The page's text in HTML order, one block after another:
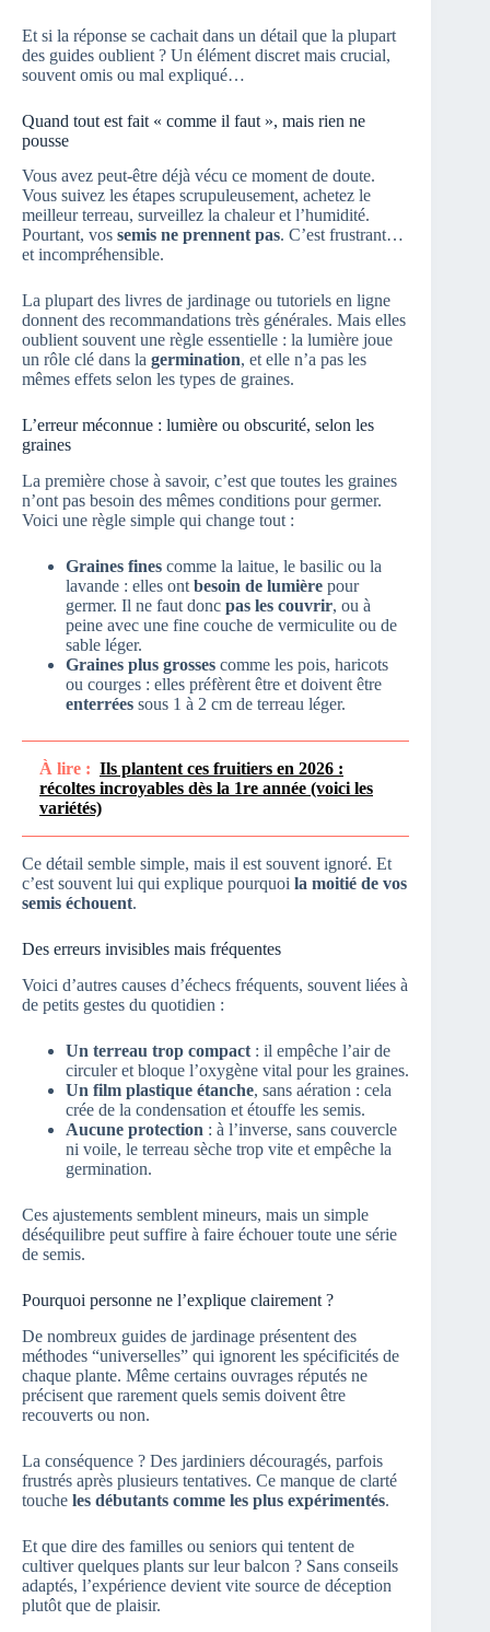
Et si la réponse se cachait dans un détail que la plupart
des guides oublient ? Un élément discret mais crucial,
souvent omis ou mal expliqué…
Quand tout est fait « comme il faut », mais rien ne
pousse
Vous avez peut-être déjà vécu ce moment de doute.
Vous suivez les étapes scrupuleusement, achetez le
meilleur terreau, surveillez la chaleur et l’humidité.
Pourtant, vos semis ne prennent pas. C’est frustrant…
et incompréhensible.
La plupart des livres de jardinage ou tutoriels en ligne
donnent des recommandations très générales. Mais elles
oublient souvent une règle essentielle : la lumière joue
un rôle clé dans la germination, et elle n’a pas les
mêmes effets selon les types de graines.
L’erreur méconnue : lumière ou obscurité, selon les
graines
La première chose à savoir, c’est que toutes les graines
n’ont pas besoin des mêmes conditions pour germer.
Voici une règle simple qui change tout :
Graines fines comme la laitue, le basilic ou la
lavande : elles ont besoin de lumière pour
germer. Il ne faut donc pas les couvrir, ou à
peine avec une fine couche de vermiculite ou de
sable léger.
Graines plus grosses comme les pois, haricots
ou courges : elles préfèrent être et doivent être
enterrées sous 1 à 2 cm de terreau léger.
À lire : Ils plantent ces fruitiers en 2026 :
récoltes incroyables dès la 1re année (voici les
variétés)
Ce détail semble simple, mais il est souvent ignoré. Et
c’est souvent lui qui explique pourquoi la moitié de vos
semis échouent.
Des erreurs invisibles mais fréquentes
Voici d’autres causes d’échecs fréquents, souvent liées à
de petits gestes du quotidien :
Un terreau trop compact : il empêche l’air de
circuler et bloque l’oxygène vital pour les graines.
Un film plastique étanche, sans aération : cela
crée de la condensation et étouffe les semis.
Aucune protection : à l’inverse, sans couvercle
ni voile, le terreau sèche trop vite et empêche la
germination.
Ces ajustements semblent mineurs, mais un simple
déséquilibre peut suffire à faire échouer toute une série
de semis.
Pourquoi personne ne l’explique clairement ?
De nombreux guides de jardinage présentent des
méthodes “universelles” qui ignorent les spécificités de
chaque plante. Même certains ouvrages réputés ne
précisent que rarement quels semis doivent être
recouverts ou non.
La conséquence ? Des jardiniers découragés, parfois
frustrés après plusieurs tentatives. Ce manque de clarté
touche les débutants comme les plus expérimentés.
Et que dire des familles ou seniors qui tentent de
cultiver quelques plants sur leur balcon ? Sans conseils
adaptés, l’expérience devient vite source de déception
plutôt que de plaisir.